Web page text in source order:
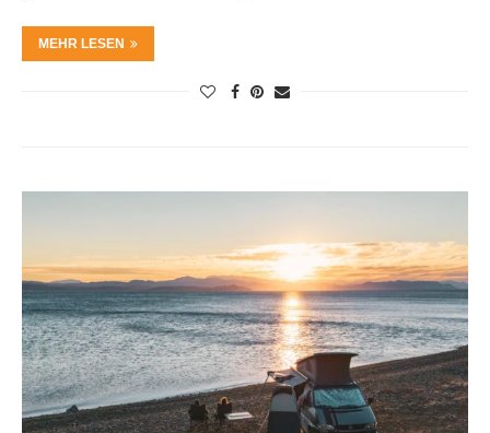
MEHR LESEN